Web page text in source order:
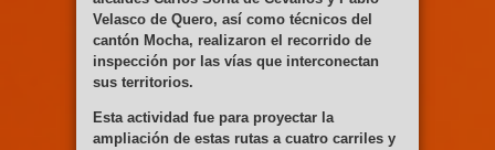
Velasco de Quero, así como técnicos del
cantón Mocha, realizaron el recorrido de
inspección por las vías que interconectan
sus territorios.
Esta actividad fue para proyectar la
ampliación de estas rutas a cuatro carriles y